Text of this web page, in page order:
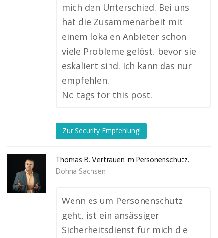
mich den Unterschied. Bei uns
hat die Zusammenarbeit mit
einem lokalen Anbieter schon
viele Probleme gelöst, bevor sie
eskaliert sind. Ich kann das nur
empfehlen.
No tags for this post.
Zur Security Empfehlung!
Thomas B. Vertrauen im Personenschutz.
Dohna Sachsen
Wenn es um Personenschutz
geht, ist ein ansässiger
Sicherheitsdienst für mich die